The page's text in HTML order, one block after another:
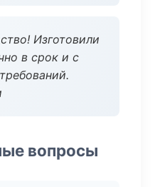
Изготовили
в срок и с
вопросы